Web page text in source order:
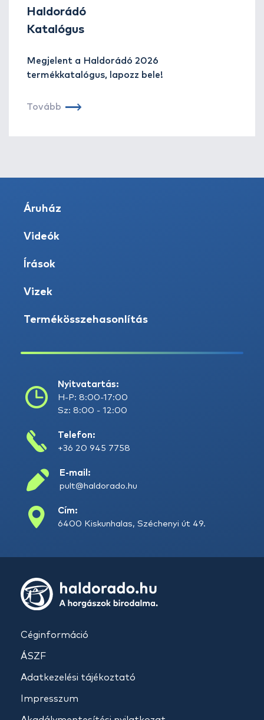
Haldorádó
Katalógus
Megjelent a Haldorádó 2026
termékkatalógus, lapozz bele!
Tovább
Áruház
Videók
Írások
Vizek
Termékösszehasonlítás
Nyitvatartás:
H-P: 8:00-17:00
Sz: 8:00 - 12:00
Telefon:
+36 20 945 7758
E-mail:
pult@haldorado.hu
Cím:
6400 Kiskunhalas, Széchenyi út 49.
Céginformáció
ÁSZF
Adatkezelési tájékoztató
Impresszum